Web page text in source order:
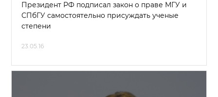
Президент РФ подписал закон о праве МГУ и
СПбГУ самостоятельно присуждать ученые
степени
23.05.16